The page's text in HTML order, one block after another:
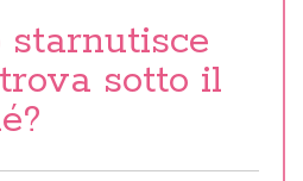
sotto il